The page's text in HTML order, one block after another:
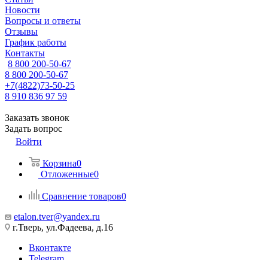
Новости
Вопросы и ответы
Отзывы
График работы
Контакты
8 800 200-50-67
8 800 200-50-67
+7(4822)73-50-25
8 910 836 97 59
Заказать звонок
Задать вопрос
Войти
Корзина0
Отложенные0
Сравнение товаров0
etalon.tver@yandex.ru
г.Тверь, ул.Фадеева, д.16
Вконтакте